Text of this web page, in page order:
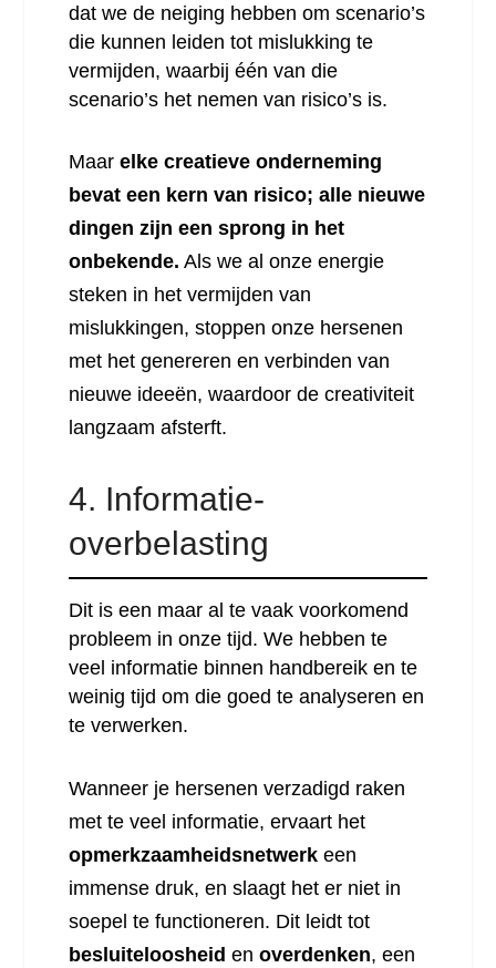
dat we de neiging hebben om scenario’s
die kunnen leiden tot mislukking te
vermijden, waarbij één van die
scenario’s het nemen van risico’s is.
Maarelke creatieve onderneming
bevat een kern van risico; alle nieuwe
dingen zijn een sprong in het
onbekende. Als we al onze energie
steken in het vermijden van
mislukkingen, stoppen onze hersenen
met het genereren en verbinden van
nieuwe ideeën, waardoor de creativiteit
langzaam afsterft.
4. Informatie-
overbelasting
Dit is een maar al te vaak voorkomend
probleem in onze tijd. We hebben te
veel informatie binnen handbereik en te
weinig tijd om die goed te analyseren en
te verwerken.
Wanneer je hersenen verzadigd raken
met te veel informatie, ervaart het
opmerkzaamheidsnetwerk een
immense druk, en slaagt het er niet in
soepel te functioneren. Dit leidt tot
besluiteloosheid enoverdenken, een